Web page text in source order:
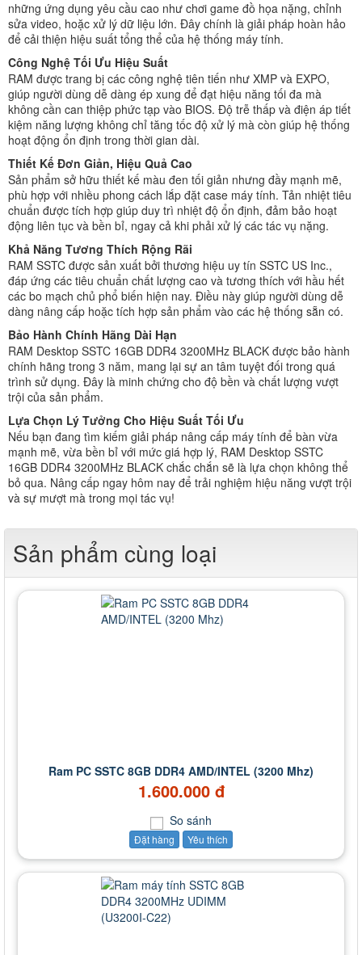
những ứng dụng yêu cầu cao như chơi game đồ họa nặng, chỉnh
sửa video, hoặc xử lý dữ liệu lớn. Đây chính là giải pháp hoàn hảo
để cải thiện hiệu suất tổng thể của hệ thống máy tính.
Công Nghệ Tối Ưu Hiệu Suất
RAM được trang bị các công nghệ tiên tiến như XMP và EXPO,
giúp người dùng dễ dàng ép xung để đạt hiệu năng tối đa mà
không cần can thiệp phức tạp vào BIOS. Độ trễ thấp và điện áp tiết
kiệm năng lượng không chỉ tăng tốc độ xử lý mà còn giúp hệ thống
hoạt động ổn định trong thời gian dài.
Thiết Kế Đơn Giản, Hiệu Quả Cao
Sản phẩm sở hữu thiết kế màu đen tối giản nhưng đầy mạnh mẽ,
phù hợp với nhiều phong cách lắp đặt case máy tính. Tản nhiệt tiêu
chuẩn được tích hợp giúp duy trì nhiệt độ ổn định, đảm bảo hoạt
động liên tục và bền bỉ, ngay cả khi phải xử lý các tác vụ nặng.
Khả Năng Tương Thích Rộng Rãi
RAM SSTC được sản xuất bởi thương hiệu uy tín SSTC US Inc.,
đáp ứng các tiêu chuẩn chất lượng cao và tương thích với hầu hết
các bo mạch chủ phổ biến hiện nay. Điều này giúp người dùng dễ
dàng nâng cấp hoặc tích hợp sản phẩm vào các hệ thống sẵn có.
Bảo Hành Chính Hãng Dài Hạn
RAM Desktop SSTC 16GB DDR4 3200MHz BLACK được bảo hành
chính hãng trong 3 năm, mang lại sự an tâm tuyệt đối trong quá
trình sử dụng. Đây là minh chứng cho độ bền và chất lượng vượt
trội của sản phẩm.
Lựa Chọn Lý Tưởng Cho Hiệu Suất Tối Ưu
Nếu bạn đang tìm kiếm giải pháp nâng cấp máy tính để bàn vừa
mạnh mẽ, vừa bền bỉ với mức giá hợp lý, RAM Desktop SSTC
16GB DDR4 3200MHz BLACK chắc chắn sẽ là lựa chọn không thể
bỏ qua. Nâng cấp ngay hôm nay để trải nghiệm hiệu năng vượt trội
và sự mượt mà trong mọi tác vụ!
Sản phẩm cùng loại
Ram PC SSTC 8GB DDR4 AMD/INTEL (3200 Mhz)
1.600.000 đ
So sánh
Đặt hàng Yêu thích